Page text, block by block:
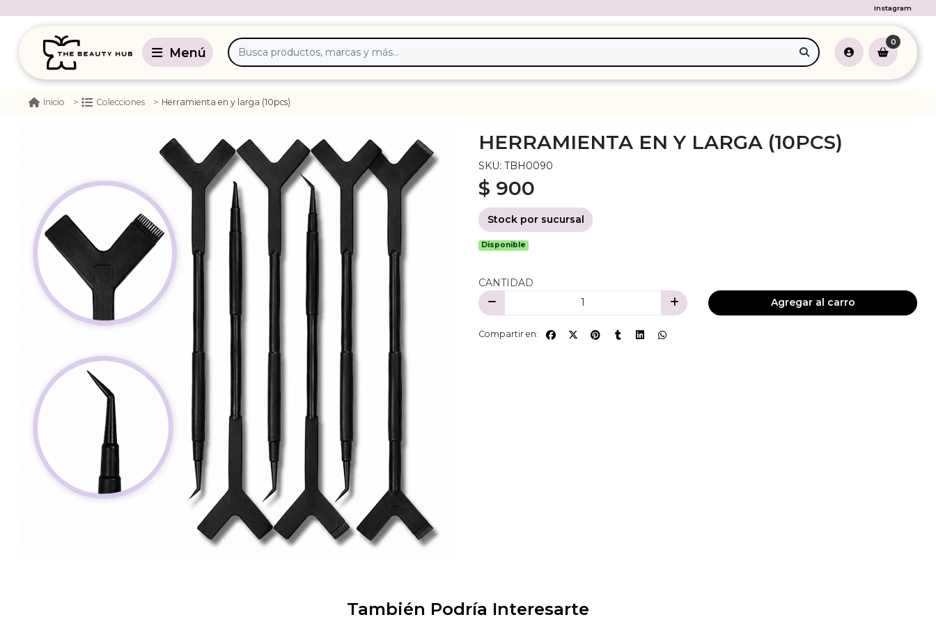
Instagram
0
Inicio Colecciones Herramienta en y larga (10pcs)
HERRAMIENTA EN Y LARGA (10PCS)
SKU: TBH0090
$ 900
Stock por sucursal
Disponible
CANTIDAD
Agregar al carro
Compartir en:
También Podría Interesarte